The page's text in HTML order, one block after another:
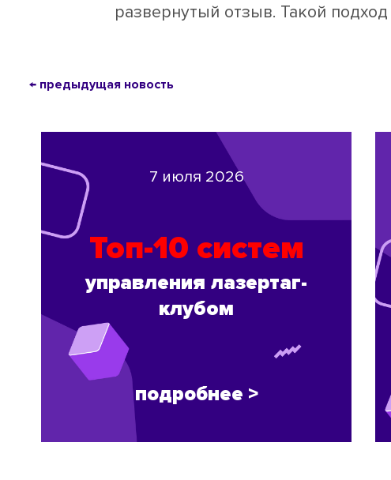
развернутый отзыв. Такой
← предыдущая новость
7 июля 2026
Топ-10 систем
управления лазертаг-
клубом
подробнее >